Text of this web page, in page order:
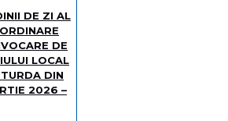
DE ZI AL
DE
LOCAL
DIN
2026 –